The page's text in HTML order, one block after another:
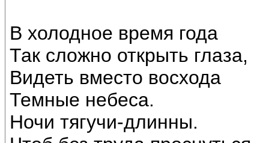
В холодное время года
Так сложно открыть глаза,
Видеть вместо восхода
Темные небеса.
Ночи тягучи-длинны.